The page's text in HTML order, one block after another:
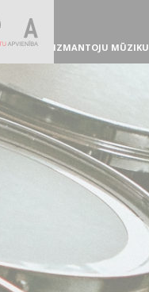
IZMANTOJU MŪZIKU